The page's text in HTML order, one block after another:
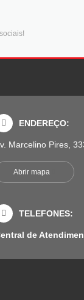
ENDEREÇO:
Marcelino Pires,
Abrir mapa
TELEFONES:
de